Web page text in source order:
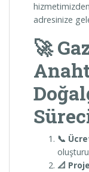
adresinize
🚀
📞
📐